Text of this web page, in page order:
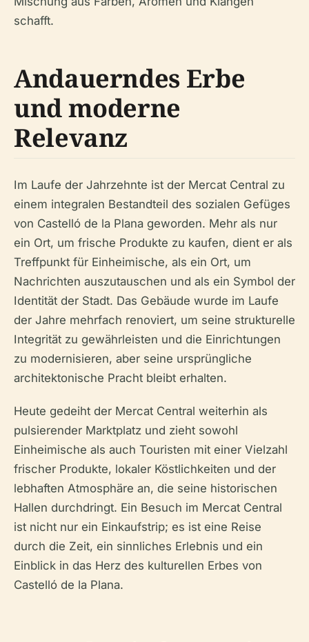
schafft.
Andauerndes Erbe
und moderne
Relevanz
Im Laufe der Jahrzehnte ist der Mercat Central zu
einem integralen Bestandteil des sozialen Gefüges
von Castelló de la Plana geworden. Mehr als nur
ein Ort, um frische Produkte zu kaufen, dient er als
Treffpunkt für Einheimische, als ein Ort, um
Nachrichten auszutauschen und als ein Symbol der
Identität der Stadt. Das Gebäude wurde im Laufe
der Jahre mehrfach renoviert, um seine strukturelle
Integrität zu gewährleisten und die Einrichtungen
zu modernisieren, aber seine ursprüngliche
architektonische Pracht bleibt erhalten.
Heute gedeiht der Mercat Central weiterhin als
pulsierender Marktplatz und zieht sowohl
Einheimische als auch Touristen mit einer Vielzahl
frischer Produkte, lokaler Köstlichkeiten und der
lebhaften Atmosphäre an, die seine historischen
Hallen durchdringt. Ein Besuch im Mercat Central
ist nicht nur ein Einkaufstrip; es ist eine Reise
durch die Zeit, ein sinnliches Erlebnis und ein
Einblick in das Herz des kulturellen Erbes von
Castelló de la Plana.